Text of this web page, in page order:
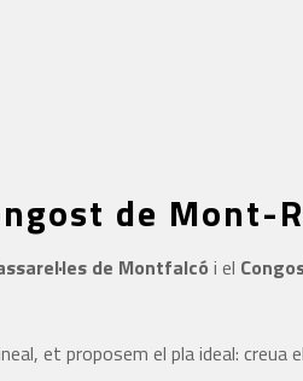
de Mont-
de Montfalcó i el
et proposem el pla ideal: creua